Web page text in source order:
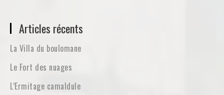
Articles récents
La Villa du boulomane
Le Fort des nuages
L’Ermitage camaldule